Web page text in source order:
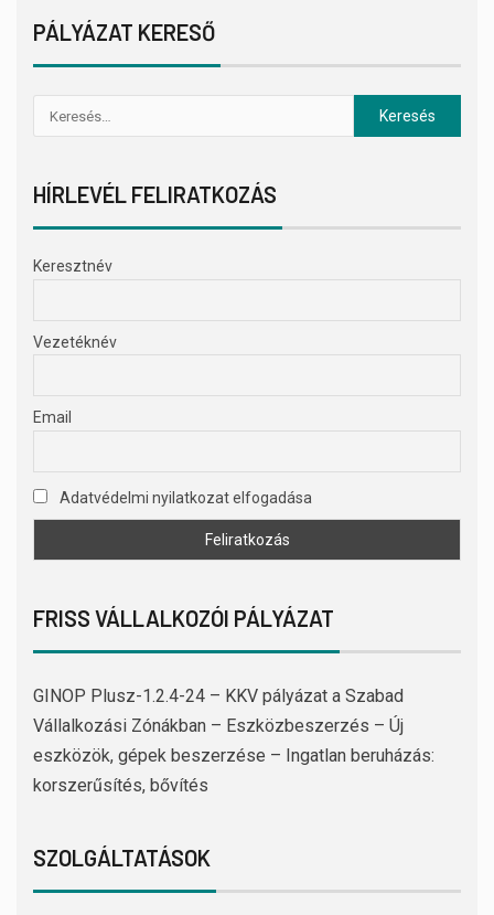
PÁLYÁZAT KERESŐ
HÍRLEVÉL FELIRATKOZÁS
Keresztnév
Vezetéknév
Email
Adatvédelmi nyilatkozat elfogadása
FRISS VÁLLALKOZÓI PÁLYÁZAT
GINOP Plusz-1.2.4-24 – KKV pályázat a Szabad
Vállalkozási Zónákban – Eszközbeszerzés – Új
eszközök, gépek beszerzése – Ingatlan beruházás:
korszerűsítés, bővítés
SZOLGÁLTATÁSOK